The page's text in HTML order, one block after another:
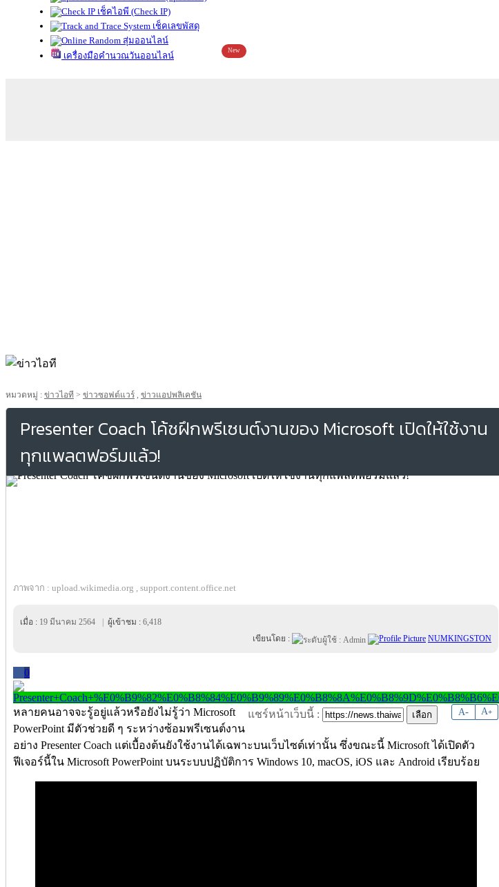
เช็คไอพี (Check IP)
เช็คเลขพัสดุ
สุ่มออนไลน์
เครื่องมือคำนวณวันออนไลน์
New
หมวดหมู่ : ข่าวไอที > ข่าวซอฟต์แวร์ , ข่าวแอปพลิเคชัน
Presenter Coach โค้ชฝึกพรีเซนต์งานของ Microsoft เปิดให้ใช้งาน
ทุกแพลตฟอร์มแล้ว!
ภาพจาก : upload.wikimedia.org , support.content.office.net
เมื่อ : 19 มีนาคม 2564 ผู้เข้าชม : 6,418
เขียนโดย :
NUMKINGSTON
0
A- A+
แชร์หน้าเว็บนี้ :
หลายคนอาจจะรู้อยู่แล้วหรือยังไม่รู้ว่า Microsoft
PowerPoint มีตัวช่วยดี ๆ ระหว่างซ้อมพรีเซนต์งาน
อย่าง Presenter Coach แต่เบื้องต้นยังใช้งานได้เฉพาะบนเว็บไซต์เท่านั้น ซึ่งขณะนี้ Microsoft ได้เปิดตัว
ฟีเจอร์นี้ใน Microsoft PowerPoint บนระบบปฏิบัติการ Windows 10, macOS, iOS และ Android เรียบร้อย